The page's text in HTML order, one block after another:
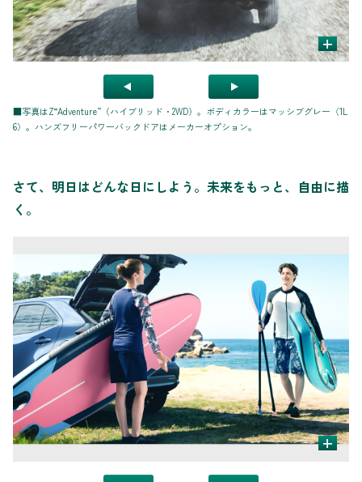
+
■写真はZ“Adventure”（ハイブリッド・2WD）。ボディカラーはマッシブグレー〈1L
6〉。ハンズフリーパワーバックドアはメーカーオプション。
さて、明日はどんな日にしよう。未来をもっと、自由に描
く。
+